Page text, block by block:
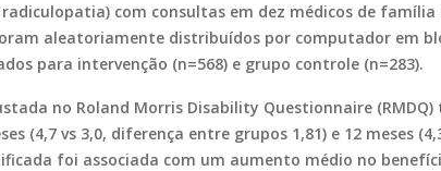
com consultas em dez médicos de
aleatoriamente distribuídos por computador em
para intervenção (n=568) e grupo controle (n=283).
no Roland Morris Disability Questionnaire
(4,7 vs 3,0, diferença entre grupos 1,81) e 12 meses
foi associada com um aumento médio no